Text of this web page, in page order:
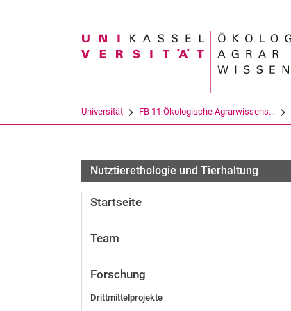
Suchbegriff
Universität FB 11 Ökologische Agrarwissens...
Forschungsprojekte
Nutztierethologie und Tierhaltung
Startseite
Team
Forschung
Drittmittelprojekte